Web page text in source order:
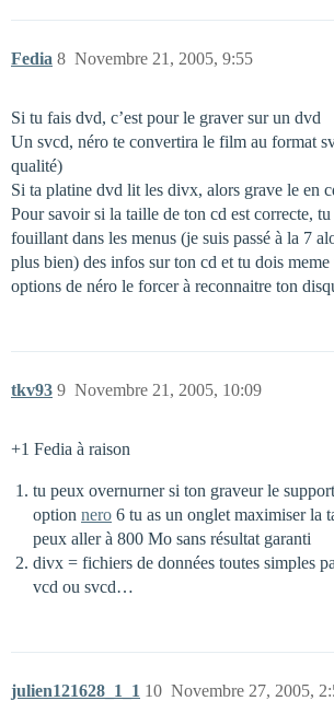
Fedia Novembre 21, 2005, 9:55
8
Si tu fais dvd, c’est pour le graver sur un dvd
Un svcd, néro te convertira le film au format
qualité)
Si ta platine dvd lit les divx, alors grave le en
Pour savoir si la taille de ton cd est correcte,
fouillant dans les menus (je suis passé à la 7
plus bien) des infos sur ton cd et tu dois
options de néro le forcer à reconnaitre ton
tkv93 Novembre 21, 2005, 10:09
9
+1 Fedia à raison
tu peux overnurner si ton graveur le
option nero 6 tu as un onglet maximiser la
peux aller à 800 Mo sans résultat garanti
divx = fichiers de données toutes simples
vcd ou svcd…
julien121628_1_1 Novembre 27, 2005,
10